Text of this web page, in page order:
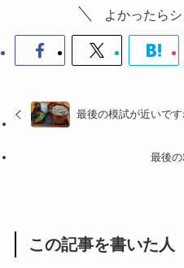
よかったら
最後の模試が近いです
最後の
この記事を書いた人